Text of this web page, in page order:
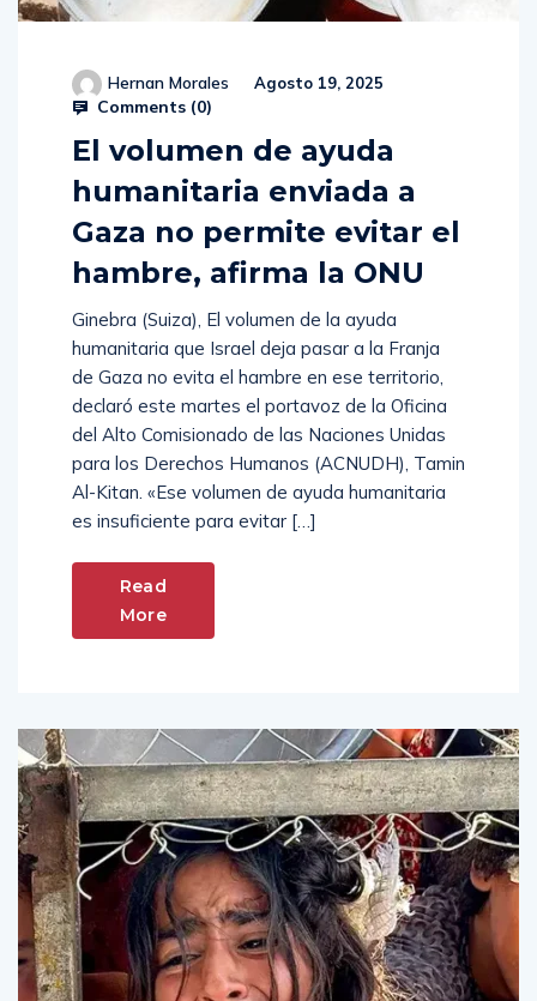
Hernan Morales Agosto 19, 2025
Comments (0)
El volumen de ayuda
humanitaria enviada a
Gaza no permite evitar el
hambre, afirma la ONU
Ginebra (Suiza), El volumen de la ayuda
humanitaria que Israel deja pasar a la Franja
de Gaza no evita el hambre en ese territorio,
declaró este martes el portavoz de la Oficina
del Alto Comisionado de las Naciones Unidas
para los Derechos Humanos (ACNUDH), Tamin
Al-Kitan. «Ese volumen de ayuda humanitaria
es insuficiente para evitar […]
Read
More